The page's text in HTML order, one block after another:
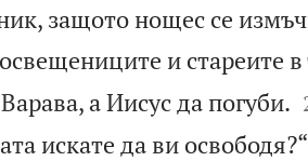
защото нощес се
и стареите
а Иисус да погуби.
искате да ви